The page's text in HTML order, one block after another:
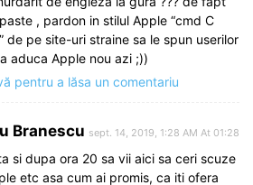
, pardon in stilul Apple “cmd C
de pe site-uri straine sa le spun userilor
aduca Apple nou azi ;))
pentru a lăsa un comentariu
Branescu sept. 14, 2019, 1:28 AM At 01:28
si dupa ora 20 sa vii aici sa ceri scuze
etc asa cum ai promis, ca iti ofera